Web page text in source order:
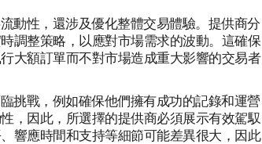
動性，還涉及優化整體交易體驗。提供商分
調整策略，以應對市場需求的波動。這確保
大額訂單而不對市場造成重大影響的交易者
挑戰，例如確保他們擁有成功的記錄和運營
，因此，所選擇的提供商必須展示有效駕馭
響應時間和支持等細節可能差異很大，因此